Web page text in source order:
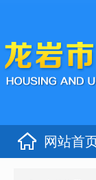
网站首